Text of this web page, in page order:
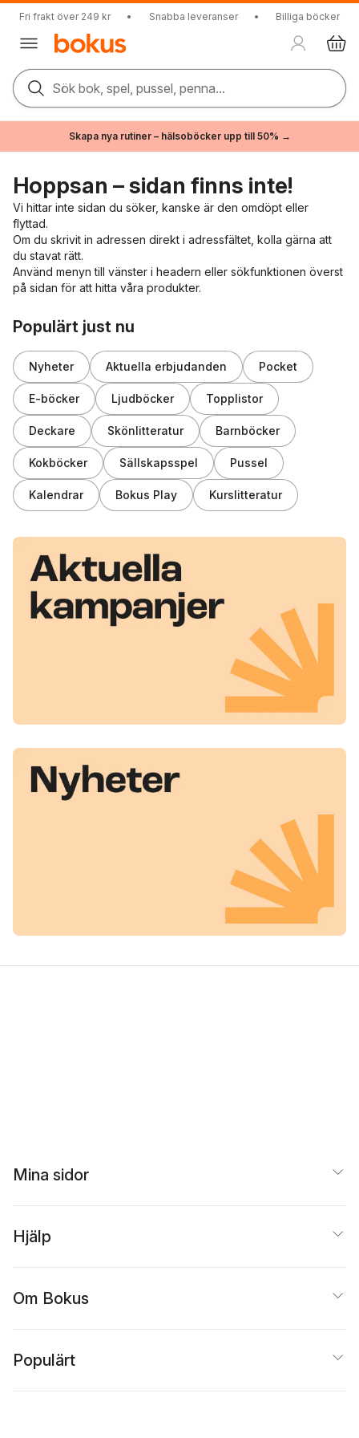
Fri frakt över 249 kr • Snabba leveranser • Billiga böcker
Sök bok, spel, pussel, penna...
Skapa nya rutiner – hälsoböcker upp till 50% →
Hoppsan – sidan finns inte!
Vi hittar inte sidan du söker, kanske är den omdöpt eller
flyttad.
Om du skrivit in adressen direkt i adressfältet, kolla gärna att
du stavat rätt.
Använd menyn till vänster i headern eller sökfunktionen överst
på sidan för att hitta våra produkter.
Populärt just nu
Nyheter Aktuella erbjudanden Pocket
E-böcker Ljudböcker Topplistor
Deckare Skönlitteratur Barnböcker
Kokböcker Sällskapsspel Pussel
Kalendrar Bokus Play Kurslitteratur
Mina sidor
Hjälp
Om Bokus
Populärt